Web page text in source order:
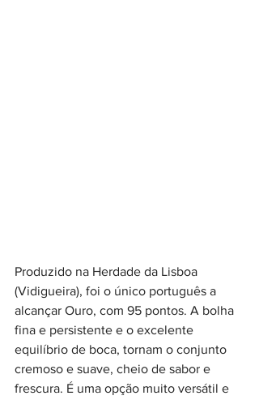
Produzido na Herdade da Lisboa
(Vidigueira), foi o único português a
alcançar Ouro, com 95 pontos. A bolha
fina e persistente e o excelente
equilíbrio de boca, tornam o conjunto
cremoso e suave, cheio de sabor e
frescura. É uma opção muito versátil e